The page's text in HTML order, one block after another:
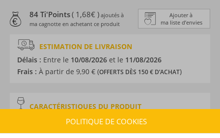
Ajouter à
ma liste d’envies
84 Ti'Points( 1,68€ ) ajoutés à
ma cagnotte en achetant ce produit
ESTIMATION DE LIVRAISON
Délais : Entre le 10/08/2026 et le 11/08/2026
Frais : À partir de 9,90 € (OFFERTS DÈS 150 € D’ACHAT)
CARACTÉRISTIQUES DU PRODUIT
Rhum traditionnel
Provenance :Les Canaries
POLITIQUE DE COOKIES